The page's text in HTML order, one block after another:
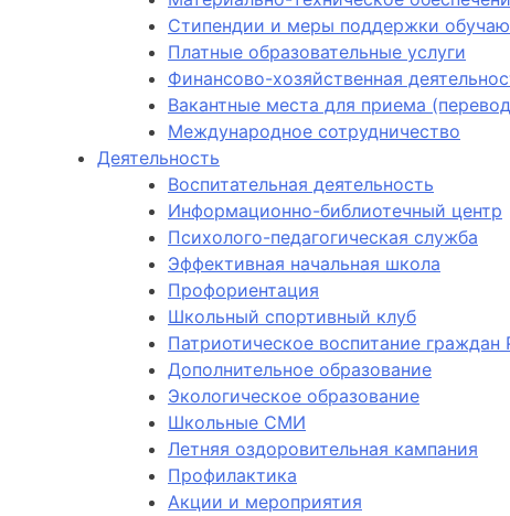
Стипендии и меры поддержки
Платные образовательные услуги
Финансово-хозяйственная
Вакантные места для приема
Международное сотрудничество
Деятельность
Воспитательная деятельность
Информационно-библиотечный центр
Психолого-педагогическая служба
Эффективная начальная школа
Профориентация
Школьный спортивный клуб
Патриотическое воспитание граждан
Дополнительное образование
Экологическое образование
Школьные СМИ
Летняя оздоровительная кампания
Профилактика
Акции и мероприятия